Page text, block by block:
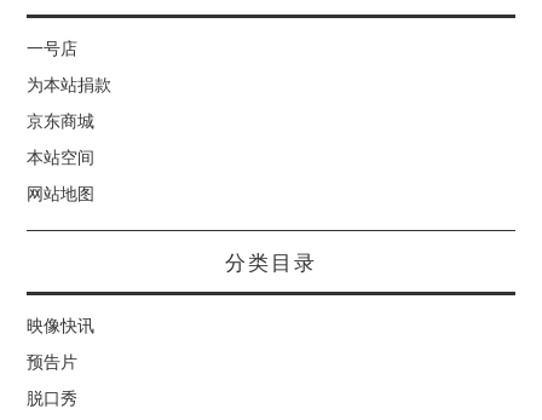
一号店
为本站捐款
京东商城
本站空间
网站地图
分类目录
映像快讯
预告片
脱口秀